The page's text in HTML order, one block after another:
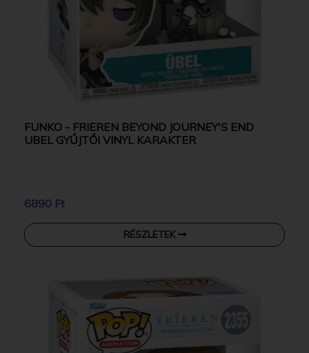
FUNKO - FRIEREN BEYOND JOURNEY'S END
UBEL GYŰJTŐI VINYL KARAKTER
6890 Ft
RÉSZLETEK